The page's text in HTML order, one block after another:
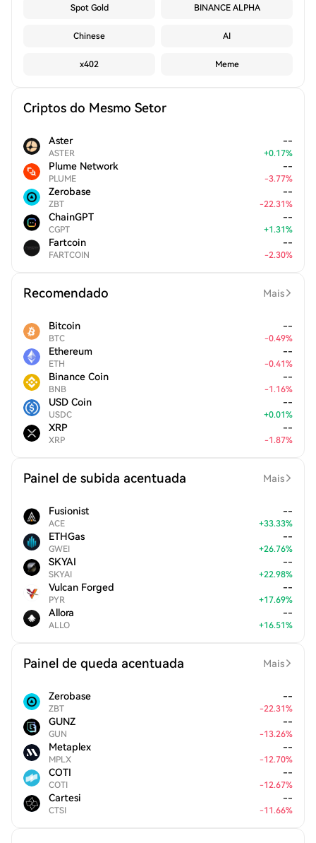
Spot Gold BINANCE ALPHA
Chinese AI
x402 Meme
Criptos do Mesmo Setor
Aster
ASTER
--
+0.17%
Plume Network
PLUME
--
-3.77%
Zerobase
ZBT
--
-22.31%
ChainGPT
CGPT
--
+1.31%
Fartcoin
FARTCOIN
--
-2.30%
Recomendado Mais
Bitcoin
BTC
--
-0.49%
Ethereum
ETH
--
-0.41%
Binance Coin
BNB
--
-1.16%
USD Coin
USDC
--
+0.01%
XRP
XRP
--
-1.87%
Painel de subida acentuada Mais
Fusionist
ACE
--
+33.33%
ETHGas
GWEI
--
+26.76%
SKYAI
SKYAI
--
+22.98%
Vulcan Forged
PYR
--
+17.69%
Allora
ALLO
--
+16.51%
Painel de queda acentuada Mais
Zerobase
ZBT
--
-22.31%
GUNZ
GUN
--
-13.26%
Metaplex
MPLX
--
-12.70%
COTI
COTI
--
-12.67%
Cartesi
CTSI
--
-11.66%